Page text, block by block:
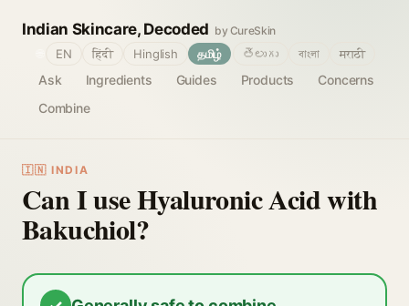
Indian Skincare, Decoded by CureSkin
Ask Ingredients Guides Products
Concerns
Combine
EN हिंदी Hinglish தமிழ் తెలుగు বাংলা मराठी
🇮🇳 INDIA
Can I use Hyaluronic Acid with
Bakuchiol?